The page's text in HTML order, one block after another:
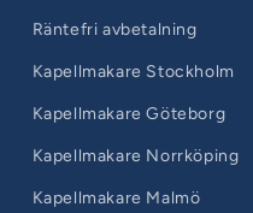
Räntefri avbetalning
Kapellmakare Stockholm
Kapellmakare Göteborg
Kapellmakare Norrköping
Kapellmakare Malmö